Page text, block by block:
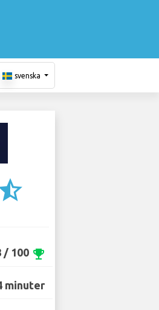
svenska
/ 100 emoji_events
minuter